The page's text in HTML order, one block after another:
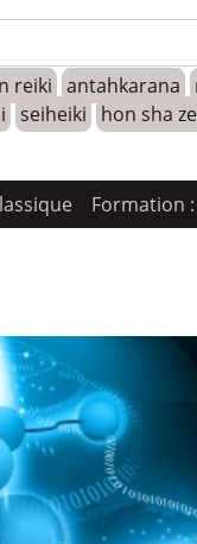
reiki antahkarana
seiheiki hon sha
Formation